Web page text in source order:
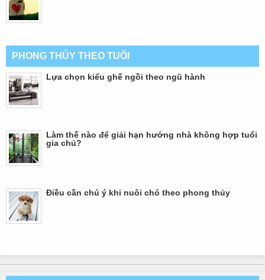
PHONG THỦY THEO TUỔI
Lựa chọn kiểu ghế ngồi theo ngũ hành
Làm thế nào để giải hạn hướng nhà không hợp tuổi
gia chủ?
Điều cần chú ý khi nuôi chó theo phong thủy